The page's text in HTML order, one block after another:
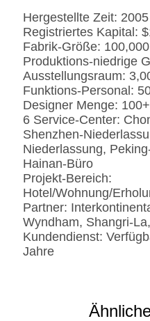
Hergestellte Zeit: 2005
Registriertes Kapital:
Fabrik-Größe:
Produktions-niedrige
Ausstellungsraum:
Funktions-Personal:
Designer Menge:
6 Service-Center:
Shenzhen-
Niederlassung,
Hainan-Büro
Projekt-Bereich:
Hotel/Wohnung/
Partner:
Wyndham, Shangri-
Kundendienst:
Jahre